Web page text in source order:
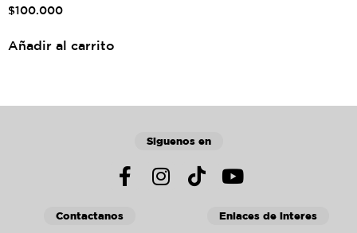
$100.000
Añadir al carrito
Siguenos en
Contactanos Enlaces de interes